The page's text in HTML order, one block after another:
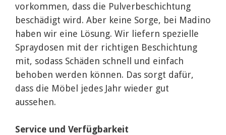
vorkommen, dass die Pulverbeschichtung
beschädigt wird. Aber keine Sorge, bei Madino
haben wir eine Lösung. Wir liefern spezielle
Spraydosen mit der richtigen Beschichtung
mit, sodass Schäden schnell und einfach
behoben werden können. Das sorgt dafür,
dass die Möbel jedes Jahr wieder gut
aussehen.
Service und Verfügbarkeit